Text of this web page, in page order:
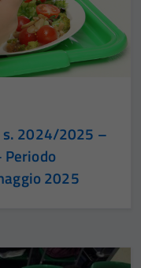
s. 2024/2025 –
2025